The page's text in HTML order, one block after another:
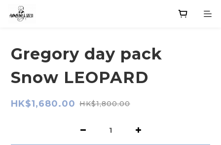
Gregory day pack
Snow LEOPARD
HK$1,680.00 HK$1,800.00